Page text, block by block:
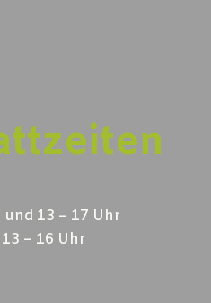
und 13 – 17 Uhr
– 16 Uhr